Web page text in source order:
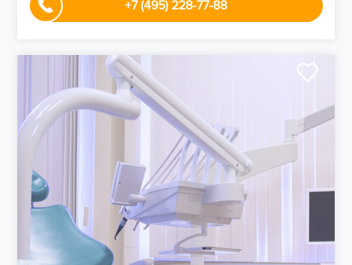
+7 (495) 228-77-88